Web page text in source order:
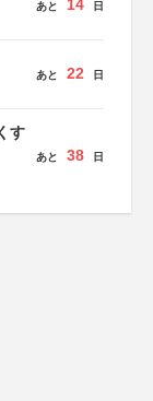
あと 14 日
あと 22 日
す
あと 38 日